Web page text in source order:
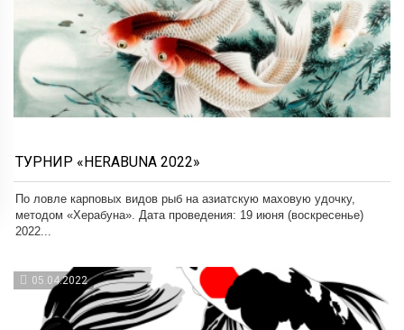
ТУРНИР «HERABUNA 2022»
По ловле карповых видов рыб на азиатскую маховую удочку,
методом «Херабуна». Дата проведения: 19 июня (воскресенье)
2022...
05.04.2022